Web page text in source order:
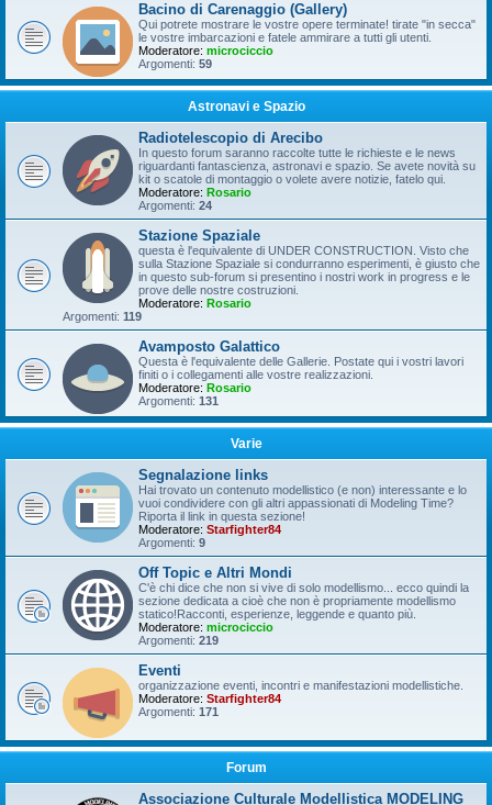
Bacino di Carenaggio (Gallery)
Qui potrete mostrare le vostre opere terminate! tirate "in secca"
le vostre imbarcazioni e fatele ammirare a tutti gli utenti.
Moderatore: microciccio
Argomenti: 59
Astronavi e Spazio
Radiotelescopio di Arecibo
In questo forum saranno raccolte tutte le richieste e le news
riguardanti fantascienza, astronavi e spazio. Se avete novità su
kit o scatole di montaggio o volete avere notizie, fatelo qui.
Moderatore: Rosario
Argomenti: 24
Stazione Spaziale
questa è l'equivalente di UNDER CONSTRUCTION. Visto che
sulla Stazione Spaziale si condurranno esperimenti, è giusto che
in questo sub-forum si presentino i nostri work in progress e le
prove delle nostre costruzioni.
Moderatore: Rosario
Argomenti: 119
Avamposto Galattico
Questa è l'equivalente delle Gallerie. Postate qui i vostri lavori
finiti o i collegamenti alle vostre realizzazioni.
Moderatore: Rosario
Argomenti: 131
Varie
Segnalazione links
Hai trovato un contenuto modellistico (e non) interessante e lo
vuoi condividere con gli altri appassionati di Modeling Time?
Riporta il link in questa sezione!
Moderatore: Starfighter84
Argomenti: 9
Off Topic e Altri Mondi
C'è chi dice che non si vive di solo modellismo... ecco quindi la
sezione dedicata a cioè che non è propriamente modellismo
statico!Racconti, esperienze, leggende e quanto più.
Moderatore: microciccio
Argomenti: 219
Eventi
organizzazione eventi, incontri e manifestazioni modellistiche.
Moderatore: Starfighter84
Argomenti: 171
Forum
Associazione Culturale Modellistica MODELING